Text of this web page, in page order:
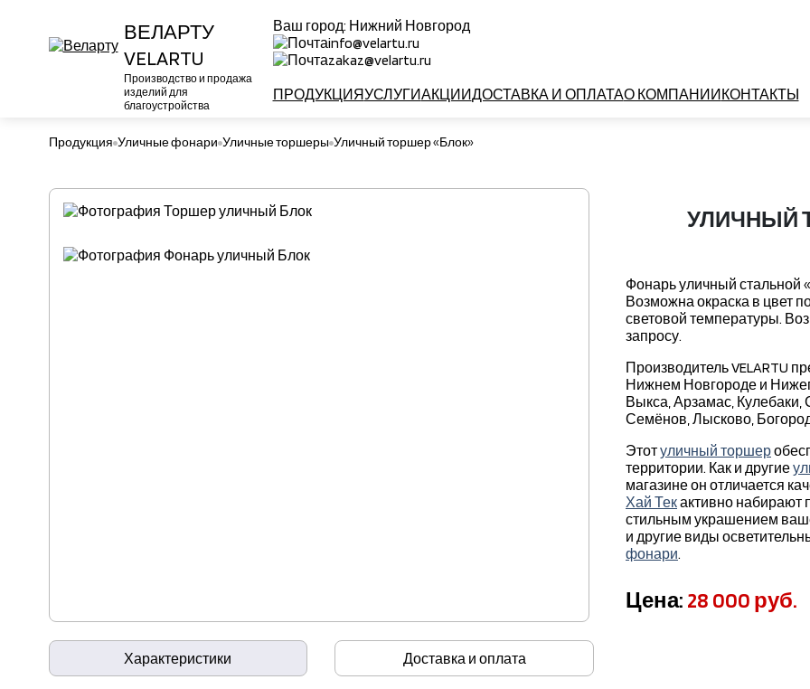
ВЕЛАРТУ
VELARTU
Производство и продажа
изделий для
благоустройства
Ваш город: Нижний Новгород
info@velartu.ru
zakaz@velartu.ru
ПРОДУКЦИЯУСЛУГИАКЦИИДОСТАВКА И ОПЛАТАО КОМПАНИИКОНТАКТЫ
Продукция Уличные фонари Уличные торшеры Уличный торшер «Блок»
УЛИЧНЫЙ
Фонарь уличный стальной
Возможна окраска в цвет
световой температуры.
запросу.
Производитель VELARTU
Нижнем Новгороде и
Выкса, Арзамас,
Семёнов, Лысково,
Этотуличный торшер
территории. Как и другие
магазине он отличается
Хай Текактивно набирают
стильным украшением
и другие виды
фонари.
Цена: 28 000 руб.
Характеристики Доставка и оплата